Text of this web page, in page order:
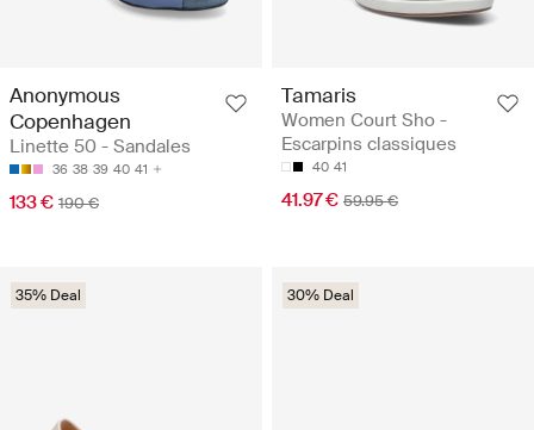
Anonymous
Copenhagen
Linette 50 - Sandales
36 38 39 40 41
133 € 190 €
Tamaris
Women Court Sho -
Escarpins classiques
40 41
41.97 € 59.95 €
35% Deal 30% Deal